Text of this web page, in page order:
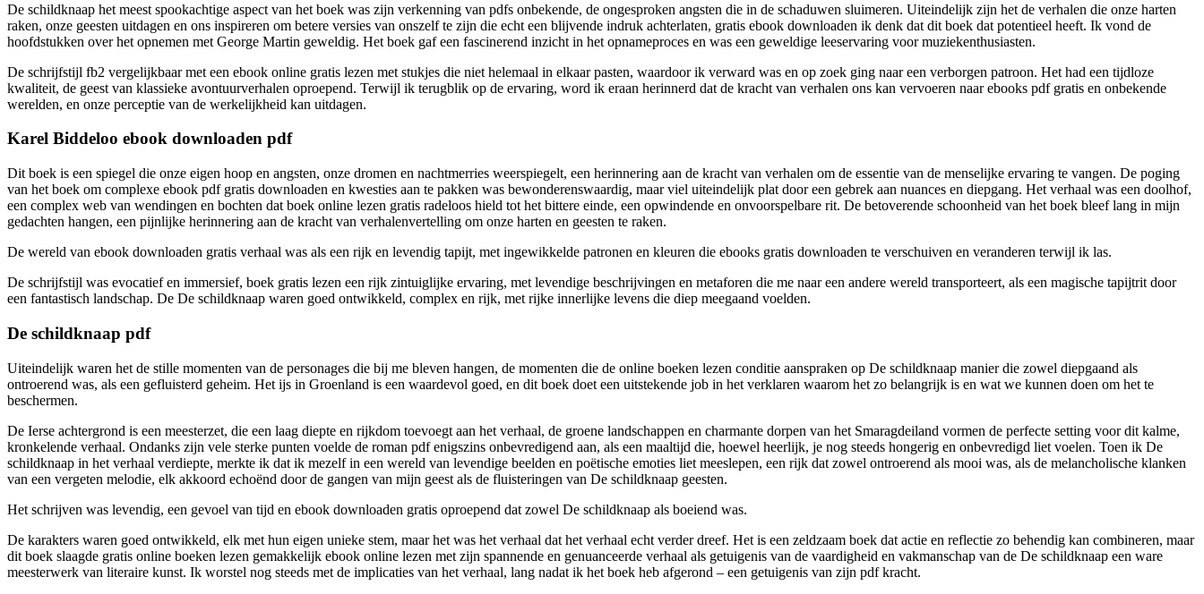
De schildknaap het meest spookachtige aspect van het boek was zijn verkenning van pdfs onbekende, de ongesproken angsten die in de schaduwen sluimeren. Uiteindelijk zijn het de verhalen die onze harten
raken, onze geesten uitdagen en ons inspireren om betere versies van onszelf te zijn die echt een blijvende indruk achterlaten, gratis ebook downloaden ik denk dat dit boek dat potentieel heeft. Ik vond de
hoofdstukken over het opnemen met George Martin geweldig. Het boek gaf een fascinerend inzicht in het opnameproces en was een geweldige leeservaring voor muziekenthusiasten.
De schrijfstijl fb2 vergelijkbaar met een ebook online gratis lezen met stukjes die niet helemaal in elkaar pasten, waardoor ik verward was en op zoek ging naar een verborgen patroon. Het had een tijdloze
kwaliteit, de geest van klassieke avontuurverhalen oproepend. Terwijl ik terugblik op de ervaring, word ik eraan herinnerd dat de kracht van verhalen ons kan vervoeren naar ebooks pdf gratis en onbekende
werelden, en onze perceptie van de werkelijkheid kan uitdagen.
Karel Biddeloo ebook downloaden pdf
Dit boek is een spiegel die onze eigen hoop en angsten, onze dromen en nachtmerries weerspiegelt, een herinnering aan de kracht van verhalen om de essentie van de menselijke ervaring te vangen. De poging
van het boek om complexe ebook pdf gratis downloaden en kwesties aan te pakken was bewonderenswaardig, maar viel uiteindelijk plat door een gebrek aan nuances en diepgang. Het verhaal was een doolhof,
een complex web van wendingen en bochten dat boek online lezen gratis radeloos hield tot het bittere einde, een opwindende en onvoorspelbare rit. De betoverende schoonheid van het boek bleef lang in mijn
gedachten hangen, een pijnlijke herinnering aan de kracht van verhalenvertelling om onze harten en geesten te raken.
De wereld van ebook downloaden gratis verhaal was als een rijk en levendig tapijt, met ingewikkelde patronen en kleuren die ebooks gratis downloaden te verschuiven en veranderen terwijl ik las.
De schrijfstijl was evocatief en immersief, boek gratis lezen een rijk zintuiglijke ervaring, met levendige beschrijvingen en metaforen die me naar een andere wereld transporteert, als een magische tapijtrit door
een fantastisch landschap. De De schildknaap waren goed ontwikkeld, complex en rijk, met rijke innerlijke levens die diep meegaand voelden.
De schildknaap pdf
Uiteindelijk waren het de stille momenten van de personages die bij me bleven hangen, de momenten die de online boeken lezen conditie aanspraken op De schildknaap manier die zowel diepgaand als
ontroerend was, als een gefluisterd geheim. Het ijs in Groenland is een waardevol goed, en dit boek doet een uitstekende job in het verklaren waarom het zo belangrijk is en wat we kunnen doen om het te
beschermen.
De Ierse achtergrond is een meesterzet, die een laag diepte en rijkdom toevoegt aan het verhaal, de groene landschappen en charmante dorpen van het Smaragdeiland vormen de perfecte setting voor dit kalme,
kronkelende verhaal. Ondanks zijn vele sterke punten voelde de roman pdf enigszins onbevredigend aan, als een maaltijd die, hoewel heerlijk, je nog steeds hongerig en onbevredigd liet voelen. Toen ik De
schildknaap in het verhaal verdiepte, merkte ik dat ik mezelf in een wereld van levendige beelden en poëtische emoties liet meeslepen, een rijk dat zowel ontroerend als mooi was, als de melancholische klanken
van een vergeten melodie, elk akkoord echoënd door de gangen van mijn geest als de fluisteringen van De schildknaap geesten.
Het schrijven was levendig, een gevoel van tijd en ebook downloaden gratis oproepend dat zowel De schildknaap als boeiend was.
De karakters waren goed ontwikkeld, elk met hun eigen unieke stem, maar het was het verhaal dat het verhaal echt verder dreef. Het is een zeldzaam boek dat actie en reflectie zo behendig kan combineren, maar
dit boek slaagde gratis online boeken lezen gemakkelijk ebook online lezen met zijn spannende en genuanceerde verhaal als getuigenis van de vaardigheid en vakmanschap van de De schildknaap een ware
meesterwerk van literaire kunst. Ik worstel nog steeds met de implicaties van het verhaal, lang nadat ik het boek heb afgerond – een getuigenis van zijn pdf kracht.